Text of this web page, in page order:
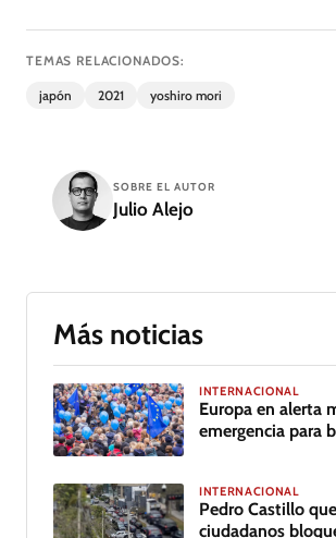
TEMAS RELACIONADOS:
japón 2021 yoshiro mori
SOBRE EL AUTOR
Julio Alejo
Más noticias
INTERNACIONAL
Europa en alerta
emergencia para
INTERNACIONAL
Pedro Castillo
ciudadanos